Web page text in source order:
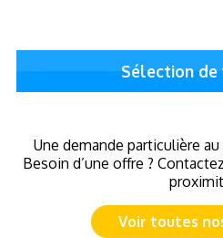
Sélection de
Une demande particulière
Besoin d’une offre ?
Voir toutes